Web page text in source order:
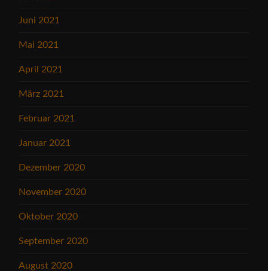
Juni 2021
Mai 2021
April 2021
März 2021
Februar 2021
Januar 2021
Dezember 2020
November 2020
Oktober 2020
September 2020
August 2020